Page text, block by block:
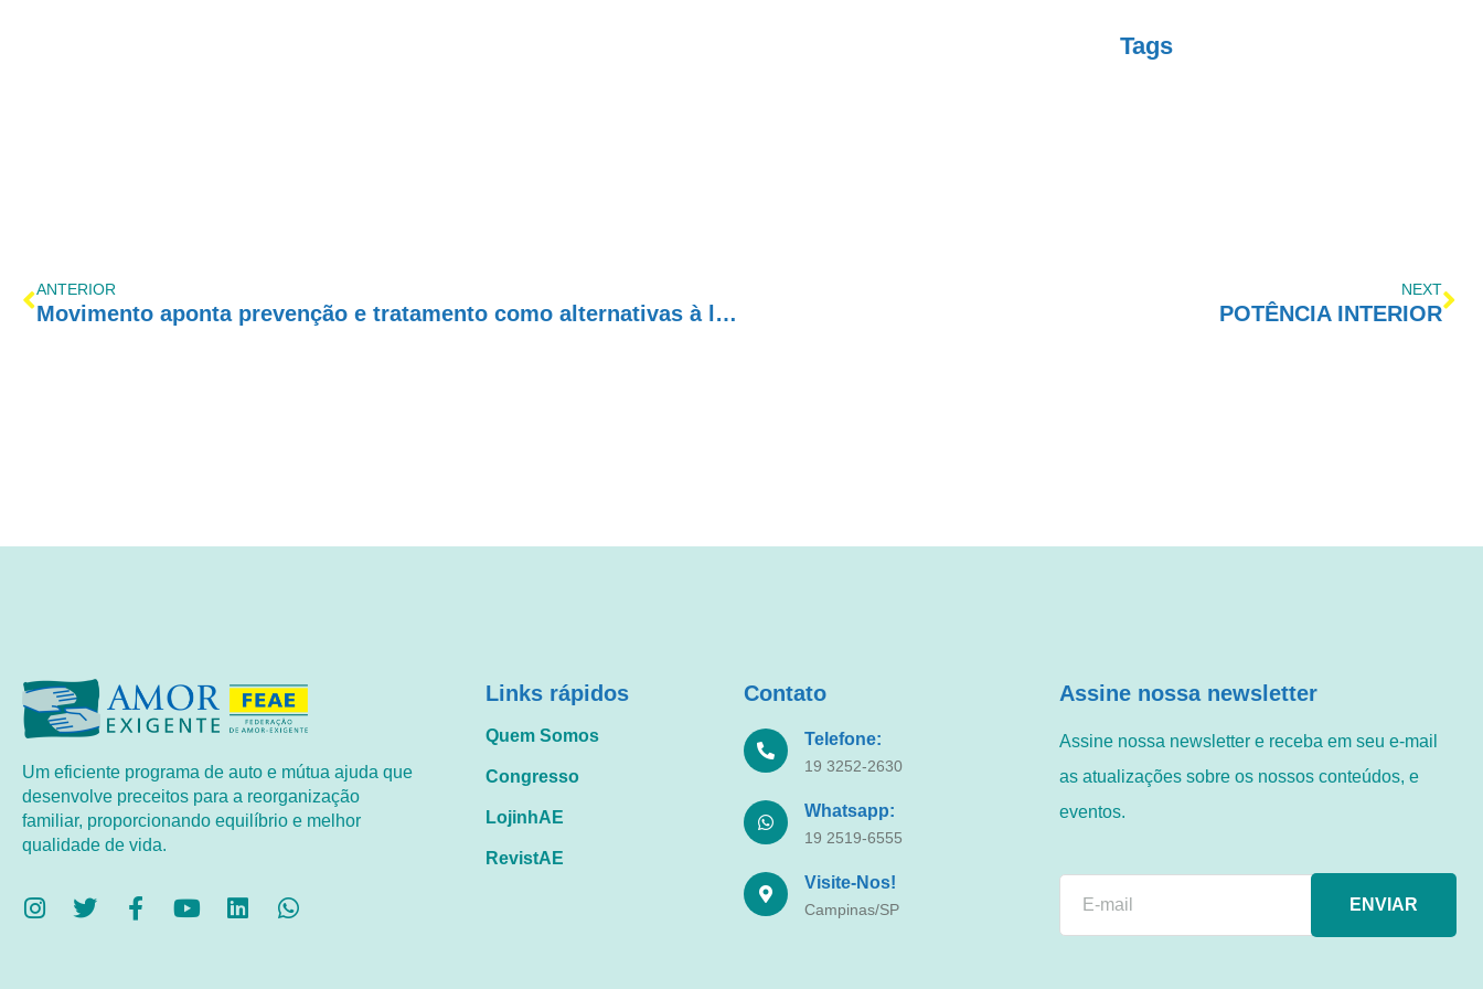
Tags
ANTERIOR
Movimento aponta prevenção e tratamento como alternativas à legalização das drogas
NEXT
POTÊNCIA INTERIOR
Um eficiente programa de auto e mútua ajuda que
desenvolve preceitos para a reorganização
familiar, proporcionando equilíbrio e melhor
qualidade de vida.
Links rápidos
Quem Somos
Congresso
LojinhAE
RevistAE
Contato
Telefone:
19 3252-2630
Whatsapp:
19 2519-6555
Visite-Nos!
Campinas/SP
Assine nossa newsletter
Assine nossa newsletter e receba em seu e-mail
as atualizações sobre os nossos conteúdos, e
eventos.
ENVIAR